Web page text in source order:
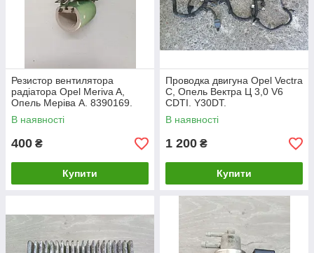
Резистор вентилятора
радіатора Opel Meriva A,
Опель Меріва А. 8390169.
В наявності
400 ₴
Купити
Проводка двигуна Opel Vectra
C, Опель Вектра Ц 3,0 V6
CDTI. Y30DT.
В наявності
1 200 ₴
Купити